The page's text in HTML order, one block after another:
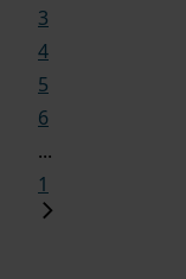
3
4
5
6
...
1